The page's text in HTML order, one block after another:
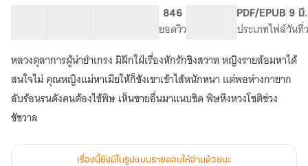
ผล
งาน))
หนึ่ง
เคย
รัก
(กำลัง
อยู่
ใน
ขั้น
ตอน
846
ยอดวิว
PDF/EPUB
ประเภทไฟล์
9 มี
วันที่
หลวงตุลาการผู้น่ายำเกรง มิฝักใฝ่เรื่องหักรักชิงสวาท หญิงรายล้อมหาได้
สนใจไม่ คุณหญิงแม่หาเมียให้ก็ชังเขาเข้าไส้หนักหนา แต่พอห่างกายาก
ลับร้อนรนดังคนต้องไข้พิษ เห็นชายอื่นมาแนบชิด พิษหึงหวงโชติช่วง
ชัชวาล
เรื่องนี้ยังมีในรูปแบบรายตอนให้อ่านด้วยนะ